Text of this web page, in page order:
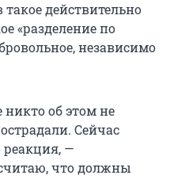
такое действительно
«разделение по
независимо
об этом не
Сейчас
реакция, —
что должны